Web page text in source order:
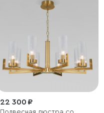
22 300 ₽